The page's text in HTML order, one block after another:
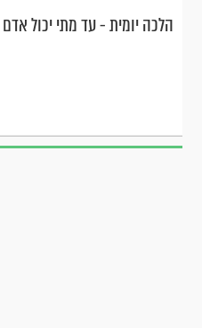
הלכה יומית - עד מתי יכול